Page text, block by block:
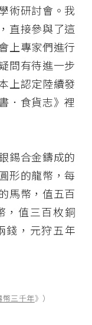
術研討會。我
直接參與了這
上專家們進行
問有待進一步
上認定陸續發
．食貨志》裡
錫合金鑄成的
形的龍幣，每
馬幣，值五百
，值三百枚銅
錢，元狩五年
幣三千年》）